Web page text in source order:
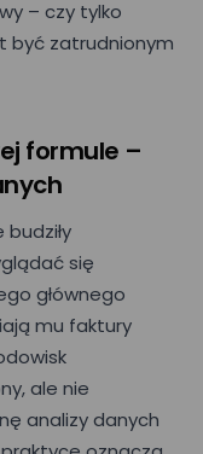
– czy tylko
być zatrudnionym
formule –
się
głównego
mu faktury
ale nie
analizy danych